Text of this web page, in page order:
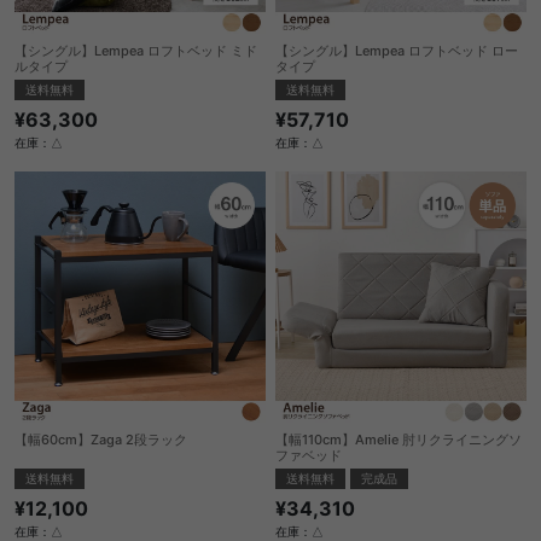
【シングル】Lempea ロフトベッド ミド
ルタイプ
送料無料
¥63,300
在庫：△
【シングル】Lempea ロフトベッド ロー
タイプ
送料無料
¥57,710
在庫：△
【幅60cm】Zaga 2段ラック
送料無料
¥12,100
在庫：△
【幅110cm】Amelie 肘リクライニングソ
ファベッド
送料無料 完成品
¥34,310
在庫：△